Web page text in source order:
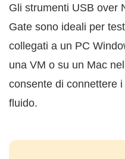
Gli strumenti USB over
Gate sono ideali per
collegati a un PC
una VM o su un Mac
consente di connettere
fluido.